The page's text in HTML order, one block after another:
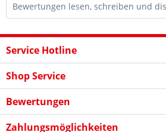
Bewertungen lesen, schreiben und
Service Hotline
Shop Service
Bewertungen
Zahlungsmöglichkeiten